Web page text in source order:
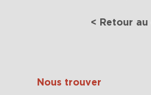
< Retour
Nous trouver